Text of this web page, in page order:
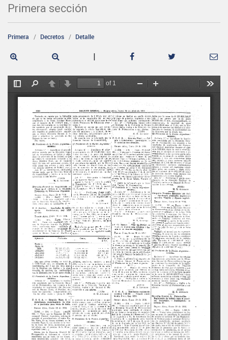
Primera sección
Primera Decretos Detalle
|